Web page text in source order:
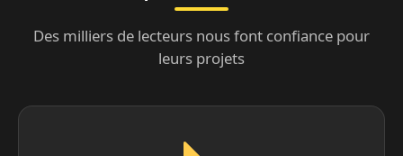
Des milliers de lecteurs nous font confiance pour
leurs projets